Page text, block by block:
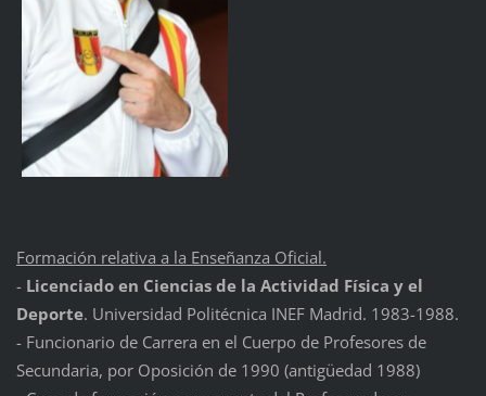
Formación relativa a la Enseñanza Oficial.
- Licenciado en Ciencias de la Actividad Física y el
Deporte. Universidad Politécnica INEF Madrid. 1983-1988.
- Funcionario de Carrera en el Cuerpo de Profesores de
Secundaria, por Oposición de 1990 (antigüedad 1988)